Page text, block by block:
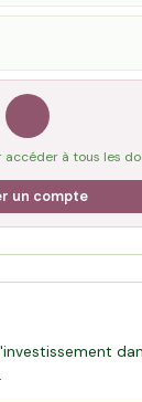
à tous les
un compte